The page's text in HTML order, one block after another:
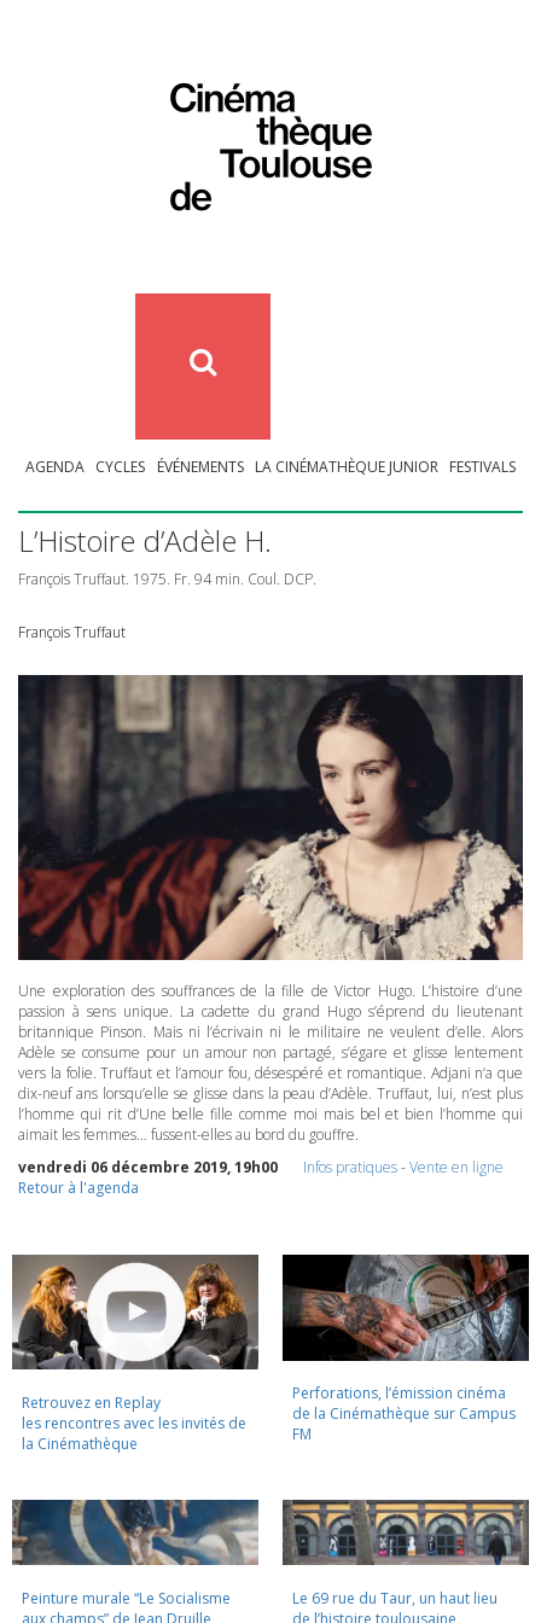
AGENDA CYCLES ÉVÉNEMENTS LA CINÉMATHÈQUE JUNIOR FESTIVALS
L’Histoire d’Adèle H.
François Truffaut. 1975. Fr. 94 min. Coul. DCP.
François Truffaut
Une exploration des souffrances de la fille de Victor Hugo. L’histoire d’une
passion à sens unique. La cadette du grand Hugo s’éprend du lieutenant
britannique Pinson. Mais ni l’écrivain ni le militaire ne veulent d’elle. Alors
Adèle se consume pour un amour non partagé, s’égare et glisse lentement
vers la folie. Truffaut et l’amour fou, désespéré et romantique. Adjani n’a que
dix-neuf ans lorsqu’elle se glisse dans la peau d’Adèle. Truffaut, lui, n’est plus
l’homme qui rit d’Une belle fille comme moi mais bel et bien l’homme qui
aimait les femmes… fussent-elles au bord du gouffre.
vendredi 06 décembre 2019, 19h00
Infos pratiques-Vente en ligne
Retour à l'agenda
Retrouvez en Replay
les rencontres avec les invités de
la Cinémathèque
Perforations, l’émission cinéma
de la Cinémathèque sur Campus
FM
Peinture murale “Le Socialisme
aux champs” de Jean Druille,
Le 69 rue du Taur, un haut lieu
de l’histoire toulousaine